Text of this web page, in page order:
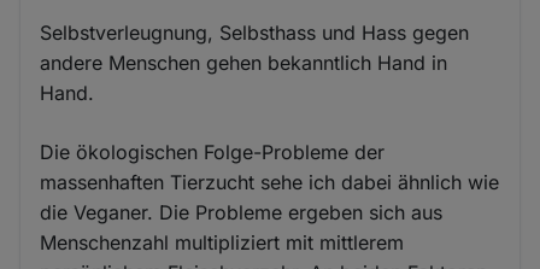
Selbstverleugnung, Selbsthass und Hass gegen
andere Menschen gehen bekanntlich Hand in
Hand.
Die ökologischen Folge-Probleme der
massenhaften Tierzucht sehe ich dabei ähnlich wie
die Veganer. Die Probleme ergeben sich aus
Menschenzahl multipliziert mit mittlerem